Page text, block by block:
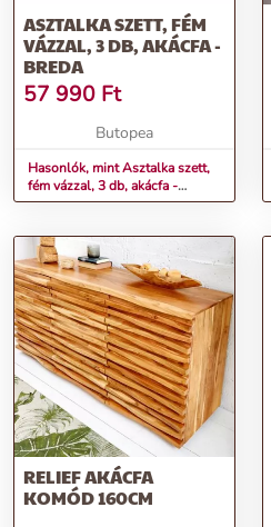
ASZTALKA SZETT, FÉM
VÁZZAL, 3 DB, AKÁCFA -
BREDA
57 990 Ft
Butopea
Hasonlók, mint Asztalka szett,
fém vázzal, 3 db, akácfa -
BREDA
RELIEF AKÁCFA
KOMÓD 160CM